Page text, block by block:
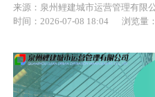
来源：泉州鲤建城市运营管理有限
时间：2026-07-08 18:04
浏览量：